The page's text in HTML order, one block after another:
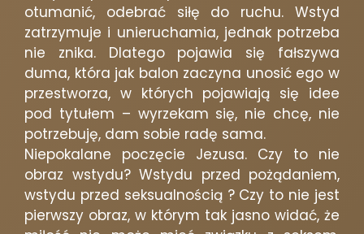
otumanić, odebrać siłę do ruchu. Wstyd
zatrzymuje i unieruchamia, jednak potrzeba
nie znika. Dlatego pojawia się fałszywa
duma, która jak balon zaczyna unosić ego w
przestworza, w których pojawiają się idee
pod tytułem – wyrzekam się, nie chcę, nie
potrzebuję, dam sobie radę sama.
Niepokalane poczęcie Jezusa. Czy to nie
obraz wstydu? Wstydu przed pożądaniem,
wstydu przed seksualnością ? Czy to nie jest
pierwszy obraz, w którym tak jasno widać, że